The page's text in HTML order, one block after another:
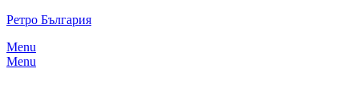
Skip
content
Ретро България
Menu
Menu